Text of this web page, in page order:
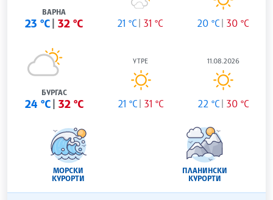
ВАРНА
23 °C 32 °C 21 °C 31 °C 20 °C 30 °C
БУРГАС
24 °C 32 °C
УТРЕ
21 °C 31 °C
11.08.2026
22 °C 30 °C
МОРСКИ
КУРОРТИ
ПЛАНИНСКИ
КУРОРТИ